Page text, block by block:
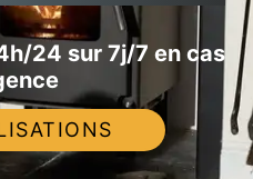
24 sur 7j/7 en cas